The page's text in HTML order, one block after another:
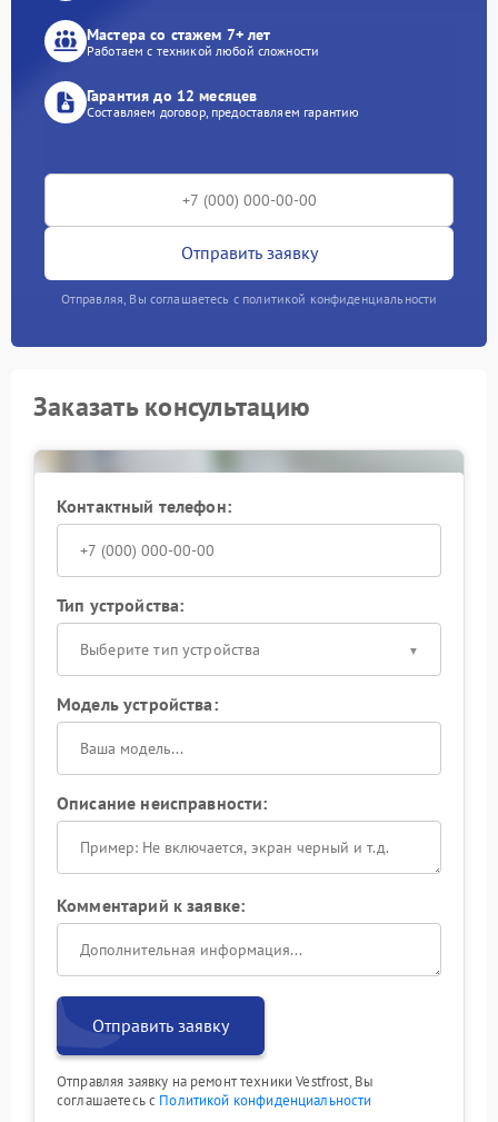
Мастера со стажем 7+ лет
Работаем с техникой любой сложности
Гарантия до 12 месяцев
Составляем договор, предоставляем гарантию
Отправить заявку
Отправляя, Вы соглашаетесь с политикой конфиденциальности
Заказать консультацию
Контактный телефон:
Тип устройства:
Выберите тип устройства
Модель устройства:
Описание неисправности:
Комментарий к заявке:
Отправить заявку
Отправляя заявку на ремонт техники Vestfrost, Вы
соглашаетесь с Политикой конфиденциальности